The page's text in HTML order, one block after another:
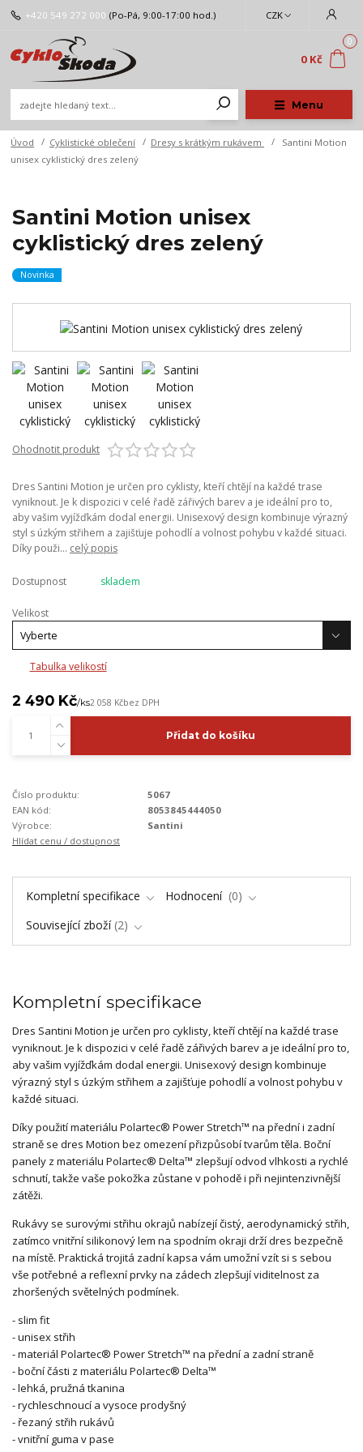
Menu
CZK
+420 549 272 000 (Po-Pá, 9:00-17:00 hod.)
0
0 Kč
Úvod Cyklistické oblečení Dresy s krátkým rukávem
Santini Motion
unisex cyklistický dres zelený
Santini Motion unisex
cyklistický dres zelený
Novinka
Ohodnotit produkt
Dres Santini Motion je určen pro cyklisty, kteří chtějí na každé trase
vyniknout. Je k dispozici v celé řadě zářivých barev a je ideální pro to,
aby vašim vyjížďkám dodal energii. Unisexový design kombinuje výrazný
styl s úzkým střihem a zajišťuje pohodlí a volnost pohybu v každé situaci.
Díky použi... celý popis
Dostupnost skladem
Velikost
Tabulka velikostí
2 490 Kč/ks2 058 Kčbez DPH
Přidat do košíku
Číslo produktu:
5067
EAN kód:
8053845444050
Výrobce:
Santini
Hlídat cenu / dostupnost
Kompletní specifikace Hodnocení
0
Související zboží 2
Kompletní specifikace
Dres Santini Motion je určen pro cyklisty, kteří chtějí na každé trase
vyniknout. Je k dispozici v celé řadě zářivých barev a je ideální pro to,
aby vašim vyjížďkám dodal energii. Unisexový design kombinuje
výrazný styl s úzkým střihem a zajišťuje pohodlí a volnost pohybu v
každé situaci.
Díky použití materiálu Polartec® Power Stretch™ na přední i zadní
straně se dres Motion bez omezení přizpůsobí tvarům těla. Boční
panely z materiálu Polartec® Delta™ zlepšují odvod vlhkosti a rychlé
schnutí, takže vaše pokožka zůstane v pohodě i při nejintenzivnější
zátěži.
Rukávy se surovými střihu okrajů nabízejí čistý, aerodynamický střih,
zatímco vnitřní silikonový lem na spodním okraji drží dres bezpečně
na místě. Praktická trojitá zadní kapsa vám umožní vzít si s sebou
vše potřebné a reflexní prvky na zádech zlepšují viditelnost za
zhoršených světelných podmínek.
- slim fit
- unisex střih
- materiál Polartec® Power Stretch™ na přední a zadní straně
- boční části z materiálu Polartec® Delta™
- lehká, pružná tkanina
- rychleschnoucí a vysoce prodyšný
- řezaný střih rukávů
- vnitřní guma v pase